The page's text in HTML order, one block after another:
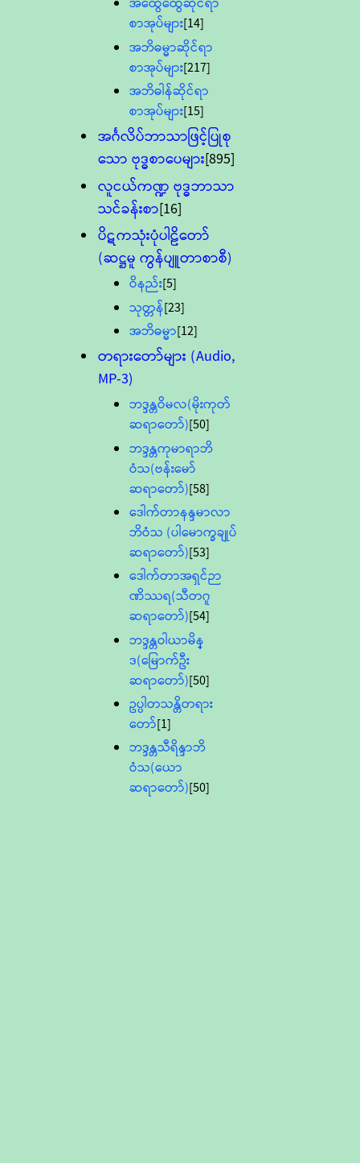
စာအုပ်များ[14]
အဘိဓမ္မာဆိုင်ရာ
စာအုပ်များ[217]
အဘိဓါန်ဆိုင်ရာ
စာအုပ်များ[15]
အင်္ဂလိပ်ဘာသာဖြင့်ပြုစု
သော ဗုဒ္ဓစာပေများ[895]
လူငယ်ကဏ္ဍ ဗုဒ္ဓဘာသာ
သင်ခန်းစာ[16]
ပိဋကသုံးပုံပါဠိတော်
(ဆဋ္ဌမူ ကွန်ပျူတာစာစီ)
ဝိနည်း[5]
သုတ္တန်[23]
အဘိဓမ္မာ[12]
တရားတော်များ (Audio,
MP-3)
ဘဒ္ဒန္တဝိမလ(မိုးကုတ်
ဆရာတော်)[50]
ဘဒ္ဒန္တကုမာရာဘိ
ဝံသ(ဗန်းမော်
ဆရာတော်)[58]
ဒေါက်တာနန္ဒမာလာ
ဘိဝံသ (ပါမောက္ခချုပ်
ဆရာတော်)[53]
ဒေါက်တာအရှင်ဉာ
ဏိဿရ(သီတဂူ
ဆရာတော်)[54]
ဘဒ္ဒန္တဝါယာမိန္
ဒ(မြောက်ဦး
ဆရာတော်)[50]
ဥပ္ပါတသန္တိတရား
တော်[1]
ဘဒ္ဒန္တသီရိန္ဒာဘိ
ဝံသ(ယော
ဆရာတော်)[50]